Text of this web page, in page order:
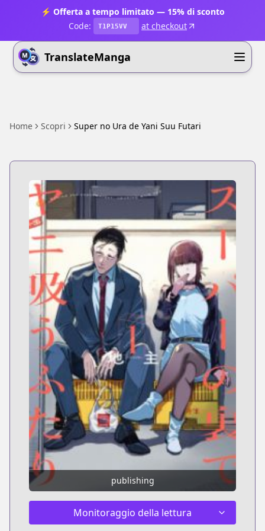
⚡ Offerta a tempo limitato — 15% di sconto
Code:
T1P15VV at checkout
TranslateManga
Home Scopri Super no Ura de Yani Suu Futari
publishing
Monitoraggio della lettura